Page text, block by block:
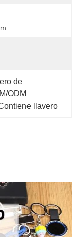
de
ODM
llavero